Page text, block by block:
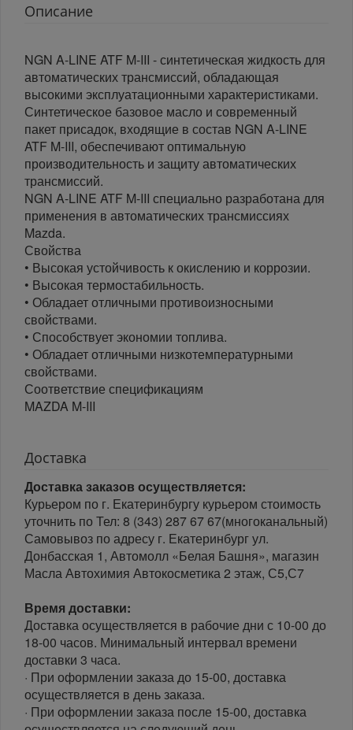
Описание
NGN A-LINE ATF M-III - синтетическая жидкость для
автоматических трансмиссий, обладающая
высокими эксплуатационными характеристиками.
Синтетическое базовое масло и современный
пакет присадок, входящие в состав NGN A-LINE
ATF M-III, обеспечивают оптимальную
производительность и защиту автоматических
трансмиссий.
NGN A-LINE ATF M-III специально разработана для
применения в автоматических трансмиссиях
Mazda.
Свойства
• Высокая устойчивость к окислению и коррозии.
• Высокая термостабильность.
• Обладает отличными противоизносными
свойствами.
• Способствует экономии топлива.
• Обладает отличными низкотемпературными
свойствами.
Соответствие спецификациям
MAZDA M-III
Доставка
Доставка заказов осуществляется:
Курьером по г. Екатеринбургу курьером стоимость
уточнить по Тел: 8 (343) 287 67 67(многоканальный)
Самовывоз по адресу г. Екатеринбург ул.
Донбасская 1, Автомолл «Белая Башня», магазин
Масла Автохимия Автокосметика 2 этаж, С5,С7
Время доставки:
Доставка осуществляется в рабочие дни с 10-00 до
18-00 часов. Минимальный интервал времени
доставки 3 часа.
· При оформлении заказа до 15-00, доставка
осуществляется в день заказа.
· При оформлении заказа после 15-00, доставка